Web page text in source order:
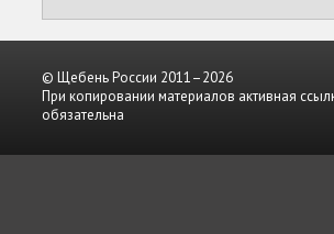
© Щебень России 2011–2026
При копировании материалов активная
обязательна